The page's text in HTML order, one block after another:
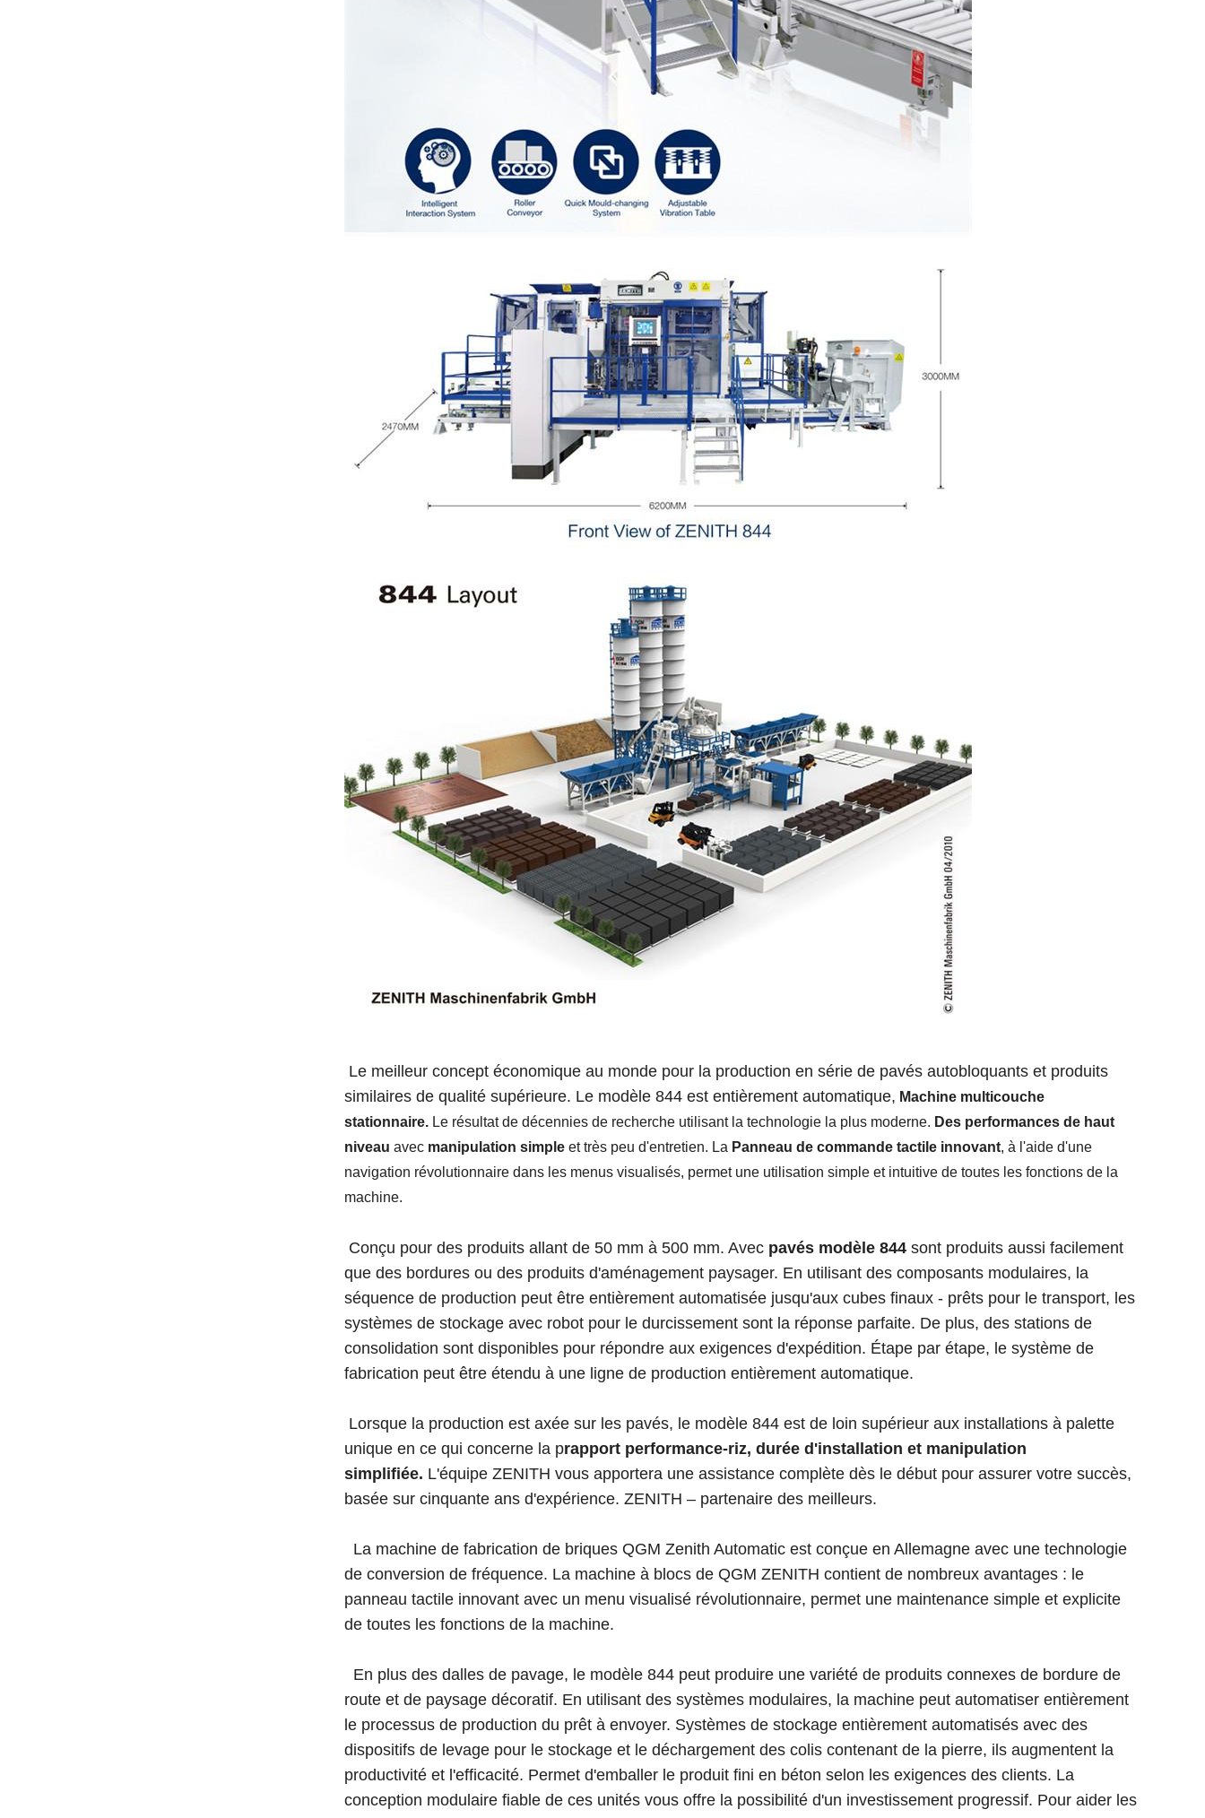
Le meilleur concept économique au monde pour la production en série de pavés autobloquants et produits
similaires de qualité supérieure. Le modèle 844 est entièrement automatique, Machine multicouche
stationnaire. Le résultat de décennies de recherche utilisant la technologie la plus moderne. Des performances de haut
niveau avec manipulation simple et très peu d'entretien. La Panneau de commande tactile innovant, à l'aide d'une
navigation révolutionnaire dans les menus visualisés, permet une utilisation simple et intuitive de toutes les fonctions de la
machine.
Conçu pour des produits allant de 50 mm à 500 mm. Avec pavés modèle 844 sont produits aussi facilement
que des bordures ou des produits d'aménagement paysager. En utilisant des composants modulaires, la
séquence de production peut être entièrement automatisée jusqu'aux cubes finaux - prêts pour le transport, les
systèmes de stockage avec robot pour le durcissement sont la réponse parfaite. De plus, des stations de
consolidation sont disponibles pour répondre aux exigences d'expédition. Étape par étape, le système de
fabrication peut être étendu à une ligne de production entièrement automatique.
Lorsque la production est axée sur les pavés, le modèle 844 est de loin supérieur aux installations à palette
unique en ce qui concerne la prapport performance-riz, durée d'installation et manipulation
simplifiée. L'équipe ZENITH vous apportera une assistance complète dès le début pour assurer votre succès,
basée sur cinquante ans d'expérience. ZENITH – partenaire des meilleurs.
La machine de fabrication de briques QGM Zenith Automatic est conçue en Allemagne avec une technologie
de conversion de fréquence. La machine à blocs de QGM ZENITH contient de nombreux avantages : le
panneau tactile innovant avec un menu visualisé révolutionnaire, permet une maintenance simple et explicite
de toutes les fonctions de la machine.
En plus des dalles de pavage, le modèle 844 peut produire une variété de produits connexes de bordure de
route et de paysage décoratif. En utilisant des systèmes modulaires, la machine peut automatiser entièrement
le processus de production du prêt à envoyer. Systèmes de stockage entièrement automatisés avec des
dispositifs de levage pour le stockage et le déchargement des colis contenant de la pierre, ils augmentent la
productivité et l'efficacité. Permet d'emballer le produit fini en béton selon les exigences des clients. La
conception modulaire fiable de ces unités vous offre la possibilité d'un investissement progressif. Pour aider les